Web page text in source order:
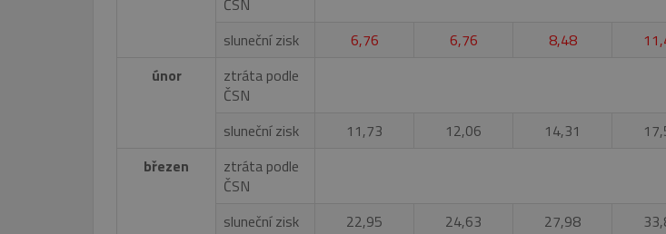
ČSN
sluneční zisk 6,76 6,76 8,48
únor
ztráta podle
ČSN
sluneční zisk 11,73 12,06 14,31
březen
ztráta podle
ČSN
sluneční zisk 22,95 24,63 27,98